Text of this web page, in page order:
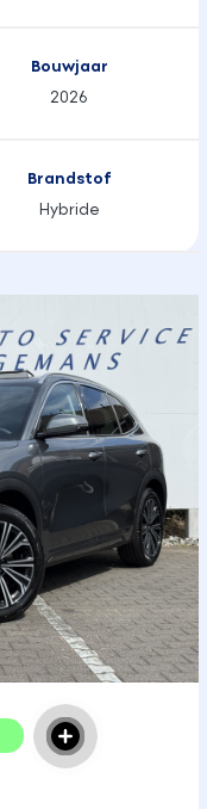
Bouwjaar
2026
Brandstof
Hybride